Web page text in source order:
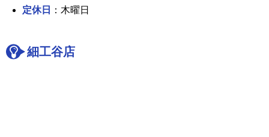
定休日
：木曜日
細工谷店